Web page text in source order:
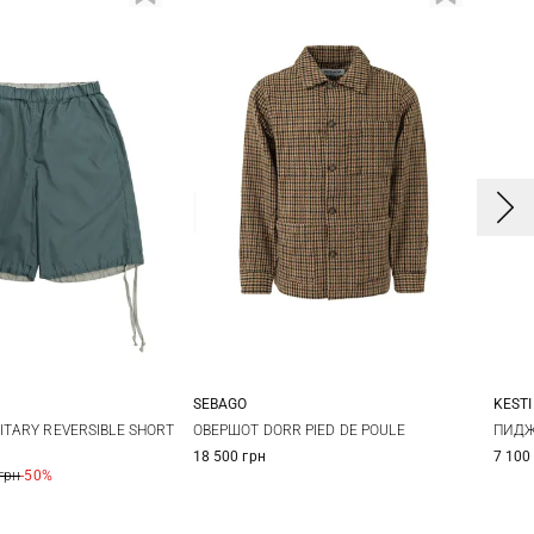
L
REVERSIBLE SHORT
-50%
S M L
SEBAGO
ОВЕРШОТ DORR PIED DE POULE
18 500 грн
M
7 100